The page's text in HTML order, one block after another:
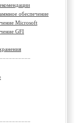
обеспечение
Microsoft
GFI